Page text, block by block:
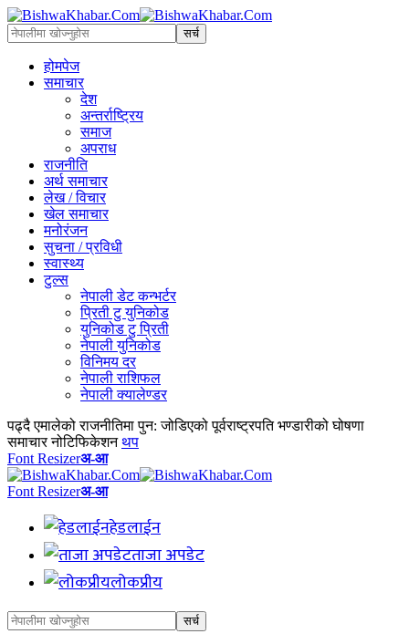
होमपेज
समाचार
देश
अन्तर्राष्ट्रिय
समाज
अपराध
राजनीति
अर्थ समाचार
लेख / विचार
खेल समाचार
मनोरंजन
सुचना / प्रविधी
स्वास्थ्य
टुल्स
नेपाली डेट कन्भर्टर
प्रिती टु युनिकोड
युनिकोड टु प्रिती
नेपाली युनिकोड
विनिमय दर
नेपाली राशिफल
नेपाली क्यालेण्डर
पढ्दै एमालेको राजनीतिमा पुन: जोडिएको पूर्वराष्ट्रपति भण्डारीको घोषणा
समाचार नोटिफिकेशन थप
Font Resizerअ-आ
Font Resizerअ-आ
हेडलाईन
ताजा अपडेट
लोकप्रीय